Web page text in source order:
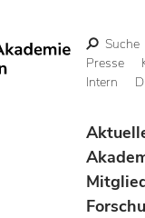
Suche
Presse
Intern